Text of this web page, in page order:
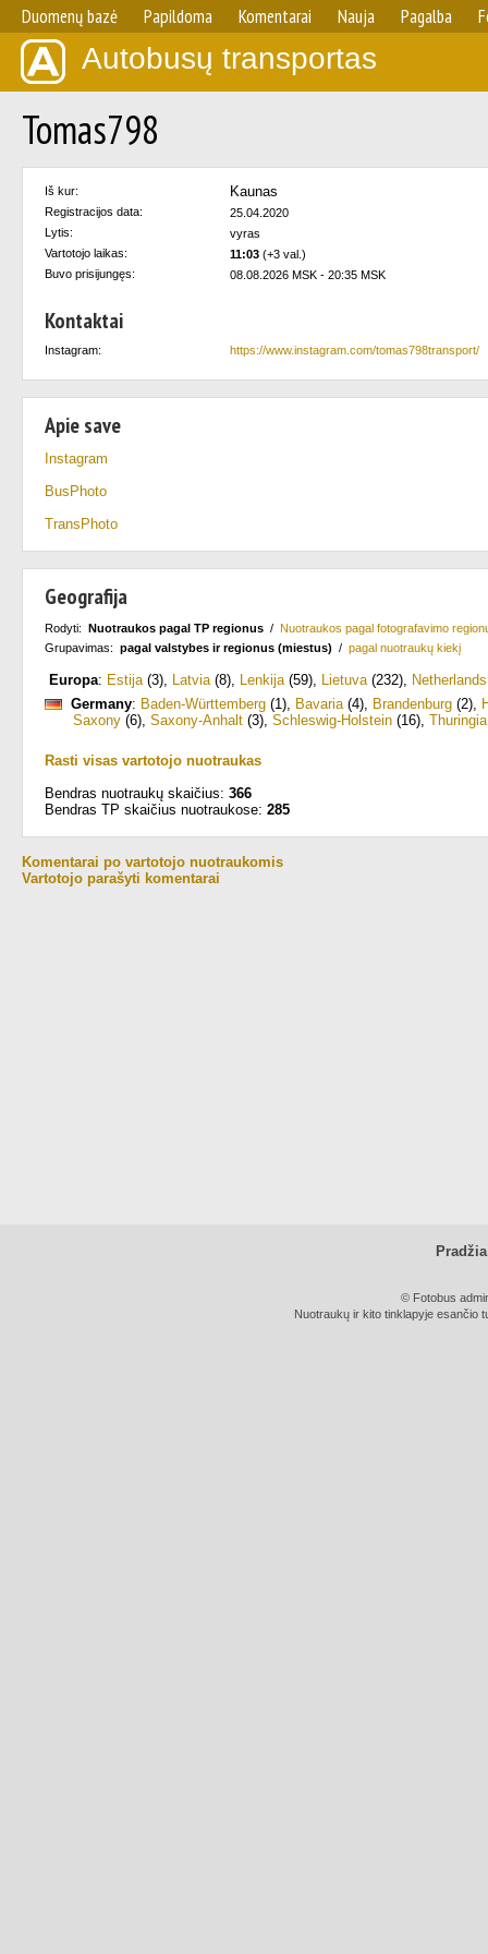
Duomenų bazė Papildoma Komentarai Nauja Pagalba
Autobusų transportas
Tomas798
Iš kur: Kaunas
Registracijos data:
25.04.2020
Lytis:
vyras
Vartotojo laikas:
11:03 (+3 val.)
Buvo prisijungęs:
08.08.2026 MSK - 20:35 MSK
Kontaktai
Instagram: https://www.instagram.com/tomas798transport/
Apie save
Instagram
BusPhoto
TransPhoto
Geografija
Rodyti: Nuotraukos pagal TP regionus / Nuotraukos pagal fotografavimo
Grupavimas: pagal valstybes ir regionus (miestus) / pagal nuotraukų kiekį
Europa: Estija(3), Latvia(8), Lenkija(59), Lietuva(232), Netherlands
Germany: Baden-Württemberg (1), Bavaria(4), Brandenburg (2),
Saxony (6), Saxony-Anhalt (3), Schleswig-Holstein (16), Thuringia
Rasti visas vartotojo nuotraukas
Bendras nuotraukų skaičius: 366
Bendras TP skaičius nuotraukose: 285
Komentarai po vartotojo nuotraukomis
Vartotojo parašyti komentarai
Pradžia
© Fotobus
Nuotraukų ir kito tinklapyje esančio